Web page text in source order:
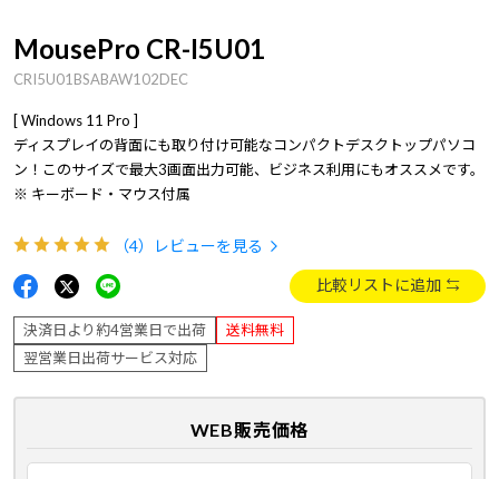
MousePro CR-I5U01
CRI5U01BSABAW102DEC
[ Windows 11 Pro ]
ディスプレイの背面にも取り付け可能なコンパクトデスクトップパソコ
ン！このサイズで最大3画面出力可能、ビジネス利用にもオススメです。
※ キーボード・マウス付属
（4） レビューを見る
比較リストに追加
決済日より約4営業日で出荷
送料無料
翌営業日出荷サービス対応
WEB販売価格